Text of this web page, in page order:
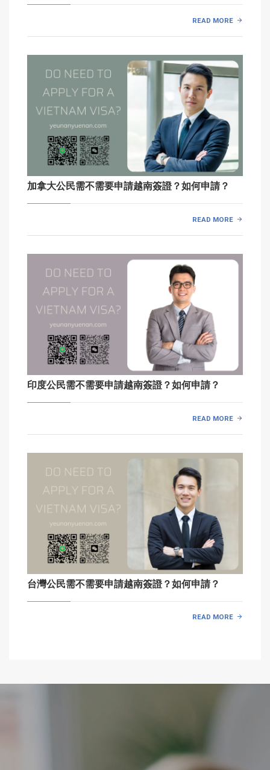
READ MORE
加拿大公民需不需要申請越南簽證？如何申請？
READ MORE
印度公民需不需要申請越南簽證？如何申請？
READ MORE
台灣公民需不需要申請越南簽證？如何申請？
READ MORE